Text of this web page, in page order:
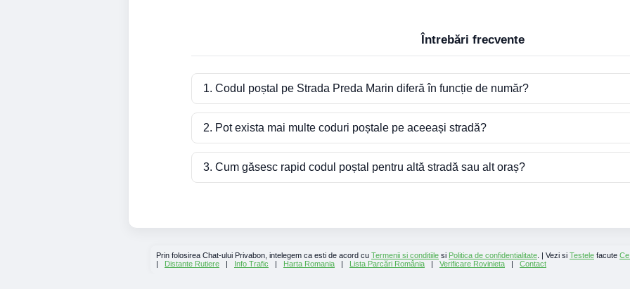
Întrebări frecvente
1. Codul poștal pe Strada Preda Marin diferă în funcție de număr?
2. Pot exista mai multe coduri poștale pe aceeași stradă?
3. Cum găsesc rapid codul poștal pentru altă stradă sau alt oraș?
Prin folosirea Chat-ului Privabon, intelegem ca esti de acord cu Termenii si conditiile si Politica de confidentialitate . | Vezi si Testele facute
| Distante Rutiere | Info Trafic | Harta Romania | Lista Parcări România | Verificare Rovinieta | Contact